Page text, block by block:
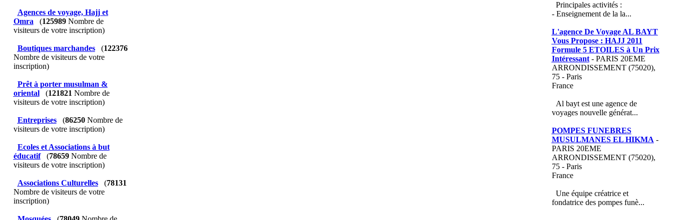
Agences de voyage, Hajj et
Omra
(125989Nombre de
visiteurs de votre inscription)
Boutiques marchandes (122376
Nombre de visiteurs de votre
inscription)
Prêt à porter musulman &
oriental
(121821 Nombre de
visiteurs de votre inscription)
Entreprises (86250Nombre de
visiteurs de votre inscription)
Ecoles et Associations à but
éducatif
(78659Nombre de
visiteurs de votre inscription)
Associations Culturelles (78131
Nombre de visiteurs de votre
inscription)
Principales activités :
- Enseignement de la la...
L'agence De Voyage AL BAYT
Vous Propose : HAJJ 2011
Formule 5 ETOILES à Un Prix
Intéressant- PARIS 20EME
ARRONDISSEMENT (75020),
75 - Paris
France
Al bayt est une agence de
voyages nouvelle générat...
POMPES FUNEBRES
MUSULMANES EL HIKMA -
PARIS 20EME
ARRONDISSEMENT (75020),
75 - Paris
France
Une équipe créatrice et
fondatrice des pompes funè...